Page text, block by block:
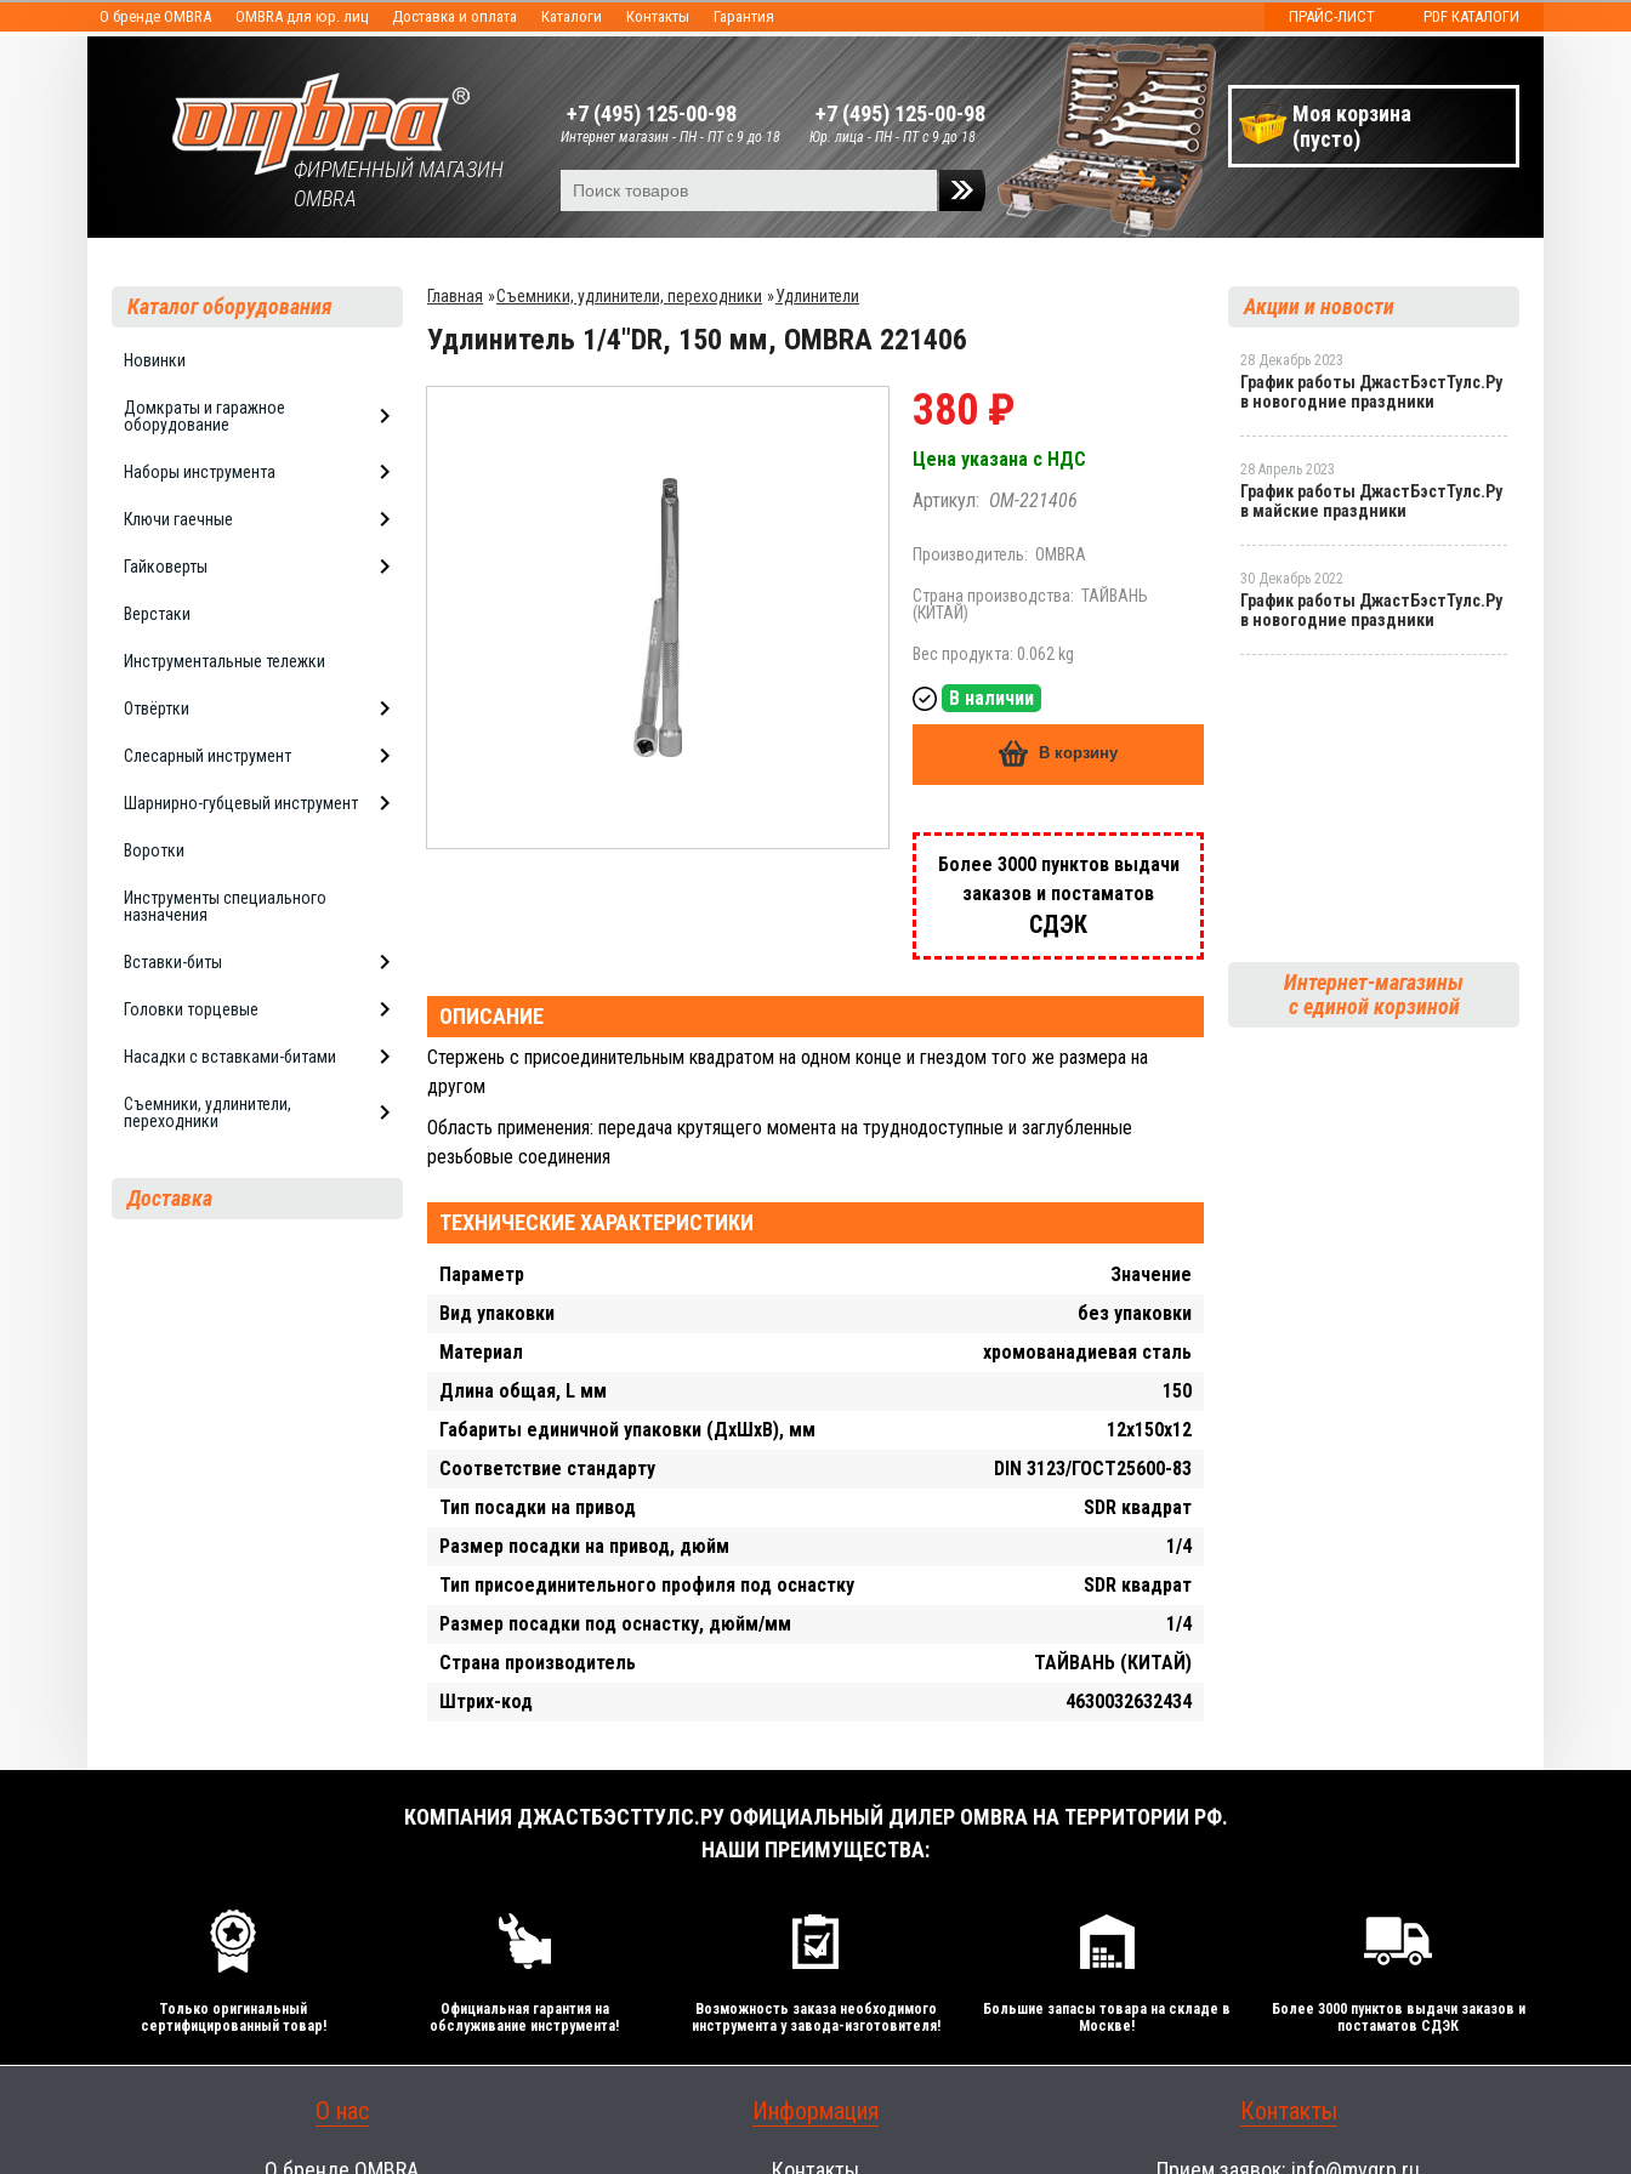
О бренде OMBRA OMBRA для юр. лиц Доставка и оплата Каталоги Контакты Гарантия ПРАЙС-ЛИСТ PDF КАТАЛОГИ
ФИРМЕННЫЙ МАГАЗИН
OMBRA
+7 (495) 125-00-98
Интернет магазин - ПН - ПТ с 9 до 18
+7 (495) 125-00-98
Юр. лица - ПН - ПТ с 9 до 18
Моя корзина
(пусто)
Каталог оборудования
Новинки
Домкраты и гаражное
оборудование
Наборы инструмента
Ключи гаечные
Гайковерты
Верстаки
Инструментальные тележки
Отвёртки
Слесарный инструмент
Шарнирно-губцевый инструмент
Воротки
Инструменты специального
назначения
Вставки-биты
Головки торцевые
Насадки с вставками-битами
Съемники, удлинители,
переходники
Доставка
Главная »Съемники, удлинители, переходники »Удлинители
Удлинитель 1/4"DR, 150 мм, OMBRA 221406
380 ₽
Цена указана с НДС
Артикул: OM-221406
Производитель: OMBRA
Страна производства: ТАЙВАНЬ
(КИТАЙ)
Вес продукта: 0.062 kg
В наличии
В корзину
Более 3000 пунктов выдачи
заказов и постаматов
СДЭК
ОПИСАНИЕ
Стержень с присоединительным квадратом на одном конце и гнездом того же размера на
другом
Область применения: передача крутящего момента на труднодоступные и заглубленные
резьбовые соединения
ТЕХНИЧЕСКИЕ ХАРАКТЕРИСТИКИ
Параметр
Значение
Вид упаковки
без упаковки
Материал
хромованадиевая сталь
Длина общая, L мм
150
Габариты единичной упаковки (ДхШхВ), мм
12х150х12
Соответствие стандарту
DIN 3123/ГОСТ25600-83
Тип посадки на привод
SDR квадрат
Размер посадки на привод, дюйм
1/4
Тип присоединительного профиля под оснастку
SDR квадрат
Размер посадки под оснастку, дюйм/мм
1/4
Страна производитель
ТАЙВАНЬ (КИТАЙ)
Штрих-код
4630032632434
Акции и новости
28 Декабрь 2023
График работы ДжастБэстТулс.Ру
в новогодние праздники
28 Апрель 2023
График работы ДжастБэстТулс.Ру
в майские праздники
30 Декабрь 2022
График работы ДжастБэстТулс.Ру
в новогодние праздники
Интернет-магазины
с единой корзиной
КОМПАНИЯ ДЖАСТБЭСТТУЛС.РУ ОФИЦИАЛЬНЫЙ ДИЛЕР OMBRA НА ТЕРРИТОРИИ РФ.
НАШИ ПРЕИМУЩЕСТВА:
Только оригинальный
сертифицированный товар!
Официальная гарантия на
обслуживание инструмента!
Возможность заказа необходимого
инструмента у завода-изготовителя!
Большие запасы товара на складе в
Москве!
Более 3000 пунктов выдачи заказов и
постаматов СДЭК
О нас Информация Контакты